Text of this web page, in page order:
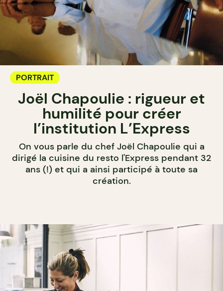
PORTRAIT
Joël Chapoulie : rigueur et
humilité pour créer
l’institution L’Express
On vous parle du chef Joël Chapoulie qui a
dirigé la cuisine du resto l'Express pendant 32
ans (!) et qui a ainsi participé à toute sa
création.